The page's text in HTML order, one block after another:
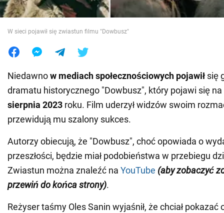
Jedzenie
W sieci pojawił się zwiastun filmu "Dowbusz"
Niedawnow mediach społecznościowych pojawił się
dramatu historycznego "Dowbusz", który pojawi się
sierpnia 2023 roku. Film uderzył widzów swoim
przewidują mu szalony sukces.
Autorzy obiecują, że "Dowbusz", choć opowiada o
przeszłości, będzie miał podobieństwa w przebiegu
Zwiastun można znaleźć na YouTube (aby zobaczyć
przewiń do końca strony).
Reżyser taśmy Oles Sanin wyjaśnił, że chciał pokazać